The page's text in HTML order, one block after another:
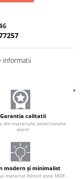
Garantia calitatii
din materiale selectionate
atent
modern și minimalist
material folosit este MDF-